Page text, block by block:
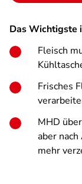
Das Wichtigste
Fleisch
Frisches
MHD
aber
mehr